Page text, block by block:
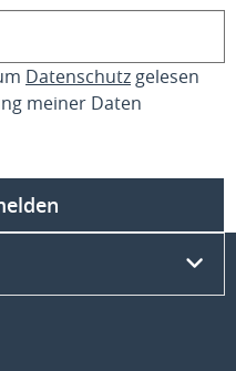
Datenschutz gelesen
meiner Daten